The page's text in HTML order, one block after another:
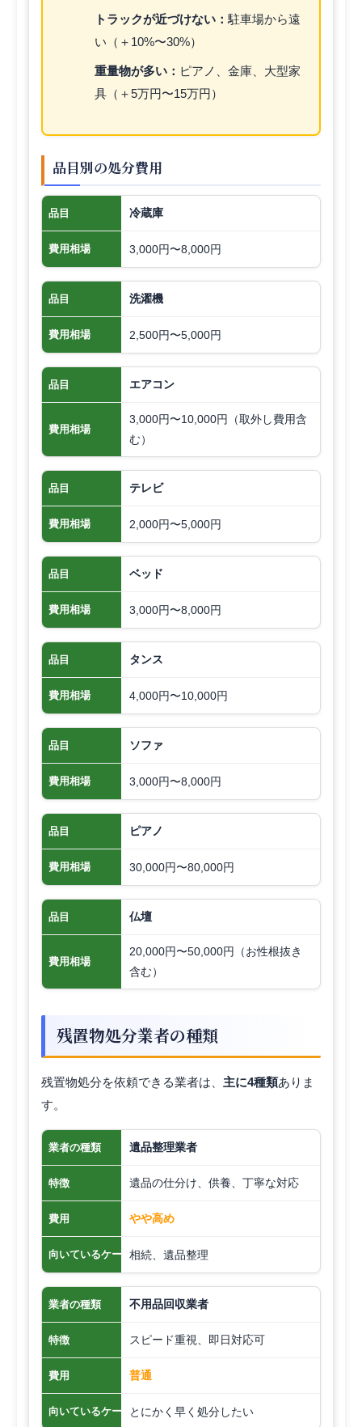
トラックが近づけない： 駐車場から遠
い（＋10%〜30%）
重量物が多い： ピアノ、金庫、大型家
具（＋5万円〜15万円）
品目別の処分費用
品目 冷蔵庫
費用相場 3,000円〜8,000円
品目 洗濯機
費用相場 2,500円〜5,000円
品目 エアコン
費用相場
3,000円〜10,000円（取外し費用含
む）
品目 テレビ
費用相場 2,000円〜5,000円
品目 ベッド
費用相場 3,000円〜8,000円
品目 タンス
費用相場 4,000円〜10,000円
品目 ソファ
費用相場 3,000円〜8,000円
品目 ピアノ
費用相場 30,000円〜80,000円
品目 仏壇
費用相場
20,000円〜50,000円（お性根抜き
含む）
残置物処分業者の種類
残置物処分を依頼できる業者は、 主に4種類ありま
す。
業者の種類 遺品整理業者
特徴 遺品の仕分け、供養、丁寧な対応
費用 やや高め
向いているケース相続、遺品整理
業者の種類 不用品回収業者
特徴 スピード重視、即日対応可
費用 普通
向いているケースとにかく早く処分したい